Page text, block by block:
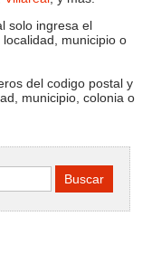
solo ingresa el
municipio o
del codigo postal y
municipio, colonia o